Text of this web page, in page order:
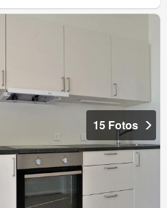
15 Fotos